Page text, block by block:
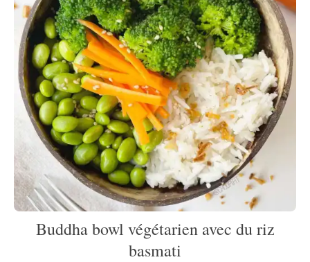
Buddha bowl végétarien avec du riz
basmati